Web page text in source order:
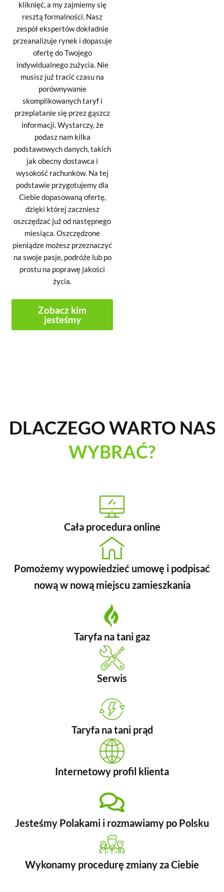
kliknięć, a my zajmiemy się
resztą formalności. Nasz
zespół ekspertów dokładnie
przeanalizuje rynek i dopasuje
ofertę do Twojego
indywidualnego zużycia. Nie
musisz już tracić czasu na
porównywanie
skomplikowanych taryf i
przeplatanie się przez gąszcz
informacji. Wystarczy, że
podasz nam kilka
podstawowych danych, takich
jak obecny dostawca i
wysokość rachunków. Na tej
podstawie przygotujemy dla
Ciebie dopasowaną ofertę,
dzięki której zaczniesz
oszczędzać już od następnego
miesiąca. Oszczędzone
pieniądze możesz przeznaczyć
na swoje pasje, podróże lub po
prostu na poprawę jakości
życia.
Zobacz kim
jesteśmy
DLACZEGO WARTO NAS
WYBRAĆ?
Cała procedura online
Pomożemy wypowiedzieć umowę i podpisać
nową w nową miejscu zamieszkania
Taryfa na tani gaz
Serwis
Taryfa na tani prąd
Internetowy profil klienta
Jesteśmy Polakami i rozmawiamy po Polsku
Wykonamy procedurę zmiany za Ciebie